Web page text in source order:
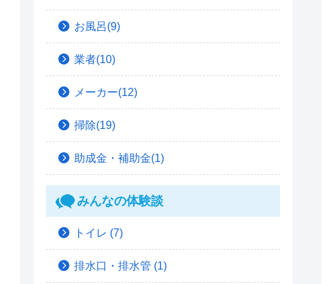
お風呂(9)
業者(10)
メーカー(12)
掃除(19)
助成金・補助金(1)
みんなの体験談
トイレ (7)
排水口・排水管 (1)